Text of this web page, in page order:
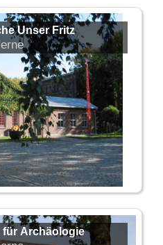
Unser Fritz
für Archäologie